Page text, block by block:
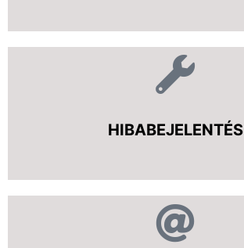
HIBABEJELENTÉS